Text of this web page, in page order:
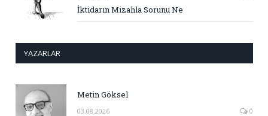
İktidarın Mizahla Sorunu Ne
YAZARLAR
Metin Göksel
03.08.2026 0